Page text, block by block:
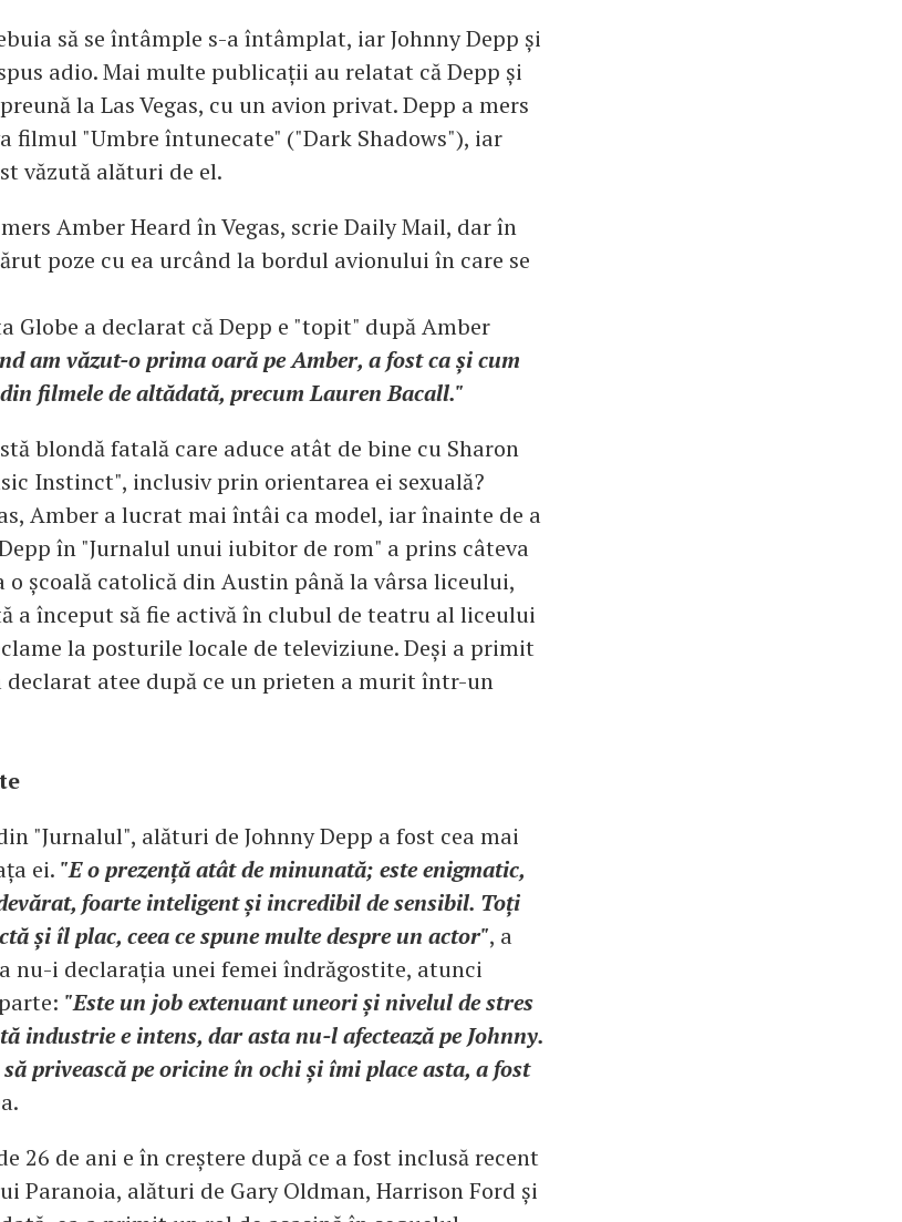
să se întâmple s-a întâmplat, iar Johnny Depp și
adio. Mai multe publicații au relatat că Depp și
la Las Vegas, cu un avion privat. Depp a mers
filmul "Umbre întunecate" ("Dark Shadows"), iar
văzută alături de el.
Amber Heard în Vegas, scrie Daily Mail, dar în
poze cu ea urcând la bordul avionului în care se
Globe a declarat că Depp e "topit" după Amber
am văzut-o prima oară pe Amber, a fost ca și cum
filmele de altădată, precum Lauren Bacall."
blondă fatală care aduce atât de bine cu Sharon
Instinct", inclusiv prin orientarea ei sexuală?
Amber a lucrat mai întâi ca model, iar înainte de a
în "Jurnalul unui iubitor de rom" a prins câteva
școală catolică din Austin până la vârsa liceului,
a început să fie activă în clubul de teatru al liceului
la posturile locale de televiziune. Deși a primit
declarat atee după ce un prieten a murit într-un
"Jurnalul", alături de Johnny Depp a fost cea mai
ei. "E o prezență atât de minunată; este enigmatic,
foarte inteligent și incredibil de sensibil. Toți
și îl plac, ceea ce spune multe despre un actor", a
nu-i declarația unei femei îndrăgostite, atunci
"Este un job extenuant uneori și nivelul de stres
industrie e intens, dar asta nu-l afectează pe Johnny.
privească pe oricine în ochi și îmi place asta, a fost
26 de ani e în creștere după ce a fost inclusă recent
alături de Gary Oldman, Harrison Ford și